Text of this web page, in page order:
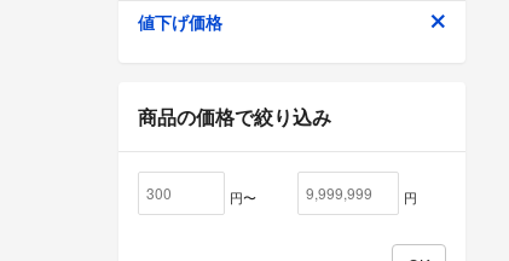
値下げ価格
商品の価格で絞り込み
円〜 円